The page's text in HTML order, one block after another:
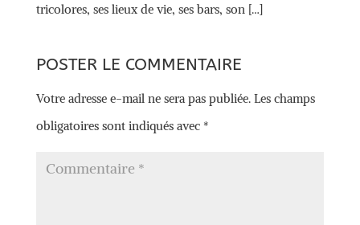
tricolores, ses lieux de vie, ses bars, son […]
POSTER LE COMMENTAIRE
Votre adresse e-mail ne sera pas publiée. Les champs
obligatoires sont indiqués avec *